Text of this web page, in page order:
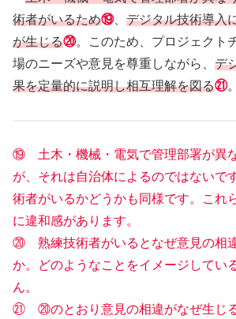
術者がいるため⑲、 デジタル技術導入
が生じる⑳。このため、プロジェクト
場のニーズや意見を尊重しながら、 デ
果を定量的に説明し相互理解を図る㉑。
⑲ 土木・機械・電気で管理部署が異
が、それは自治体によるのではないで
術者がいるかどうかも同様です。これ
に違和感があります。
⑳ 熟練技術者がいるとなぜ意見の相
か。どのようなことをイメージしてい
ん。
㉑ ⑳のとおり意見の相違がなぜ生じ